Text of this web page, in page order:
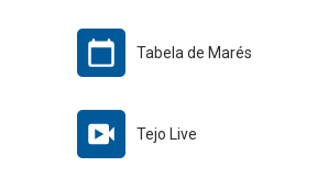
Tabela de Marés
Tejo Live